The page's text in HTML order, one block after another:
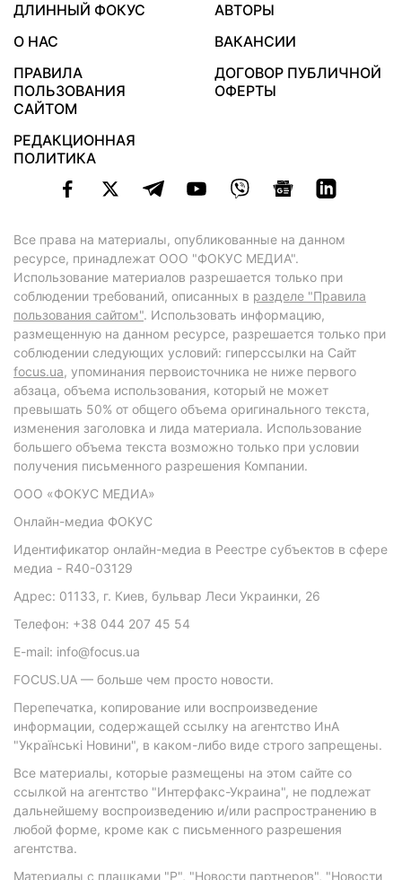
ДЛИННЫЙ ФОКУС
АВТОРЫ
О НАС
ВАКАНСИИ
ПРАВИЛА
ПОЛЬЗОВАНИЯ
САЙТОМ
ДОГОВОР ПУБЛИЧНОЙ
ОФЕРТЫ
РЕДАКЦИОННАЯ
ПОЛИТИКА
Все права на материалы, опубликованные на данном
ресурсе, принадлежат ООО "ФОКУС МЕДИА".
Использование материалов разрешается только при
соблюдении требований, описанных в разделе "Правила
пользования сайтом". Использовать информацию,
размещенную на данном ресурсе, разрешается только при
соблюдении следующих условий: гиперссылки на Сайт
focus.ua, упоминания первоисточника не ниже первого
абзаца, объема использования, который не может
превышать 50% от общего объема оригинального текста,
изменения заголовка и лида материала. Использование
большего объема текста возможно только при условии
получения письменного разрешения Компании.
ООО «ФОКУС МЕДИА»
Онлайн-медиа ФОКУС
Идентификатор онлайн-медиа в Реестре субъектов в сфере
медиа - R40-03129
Адрес: 01133, г. Киев, бульвар Леси Украинки, 26
Телефон: +38 044 207 45 54
E-mail: info@focus.ua
FOCUS.UA — больше чем просто новости.
Перепечатка, копирование или воспроизведение
информации, содержащей ссылку на агентство ИнА
"Українські Новини", в каком-либо виде строго запрещены.
Все материалы, которые размещены на этом сайте со
ссылкой на агентство "Интерфакс-Украина", не подлежат
дальнейшему воспроизведению и/или распространению в
любой форме, кроме как с письменного разрешения
агентства.
Материалы с плашками "Р", "Новости партнеров", "Новости